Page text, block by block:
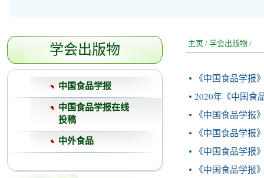
学会出版物
中国食品学报
中国食品学报在线
投稿
中外食品
主页 / 学会出版物 /
《中国食品学报
2020年《中国食
《中国食品学报
《中国食品学报
《中国食品学报
《中国食品学报